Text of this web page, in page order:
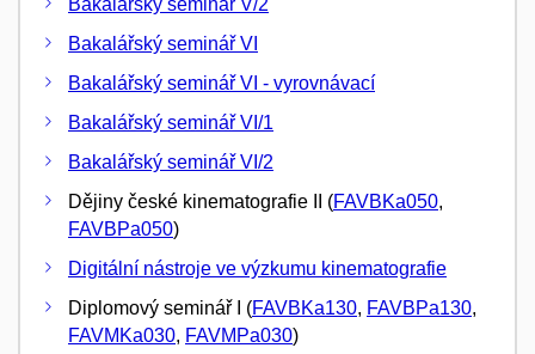
Bakalářský seminář VI
Bakalářský seminář VI - vyrovnávací
Bakalářský seminář VI/1
Bakalářský seminář VI/2
Dějiny české kinematografie II (FAVBKa050,
FAVBPa050)
Digitální nástroje ve výzkumu kinematografie
Diplomový seminář I (FAVBKa130, FAVBPa130,
FAVMKa030, FAVMPa030)